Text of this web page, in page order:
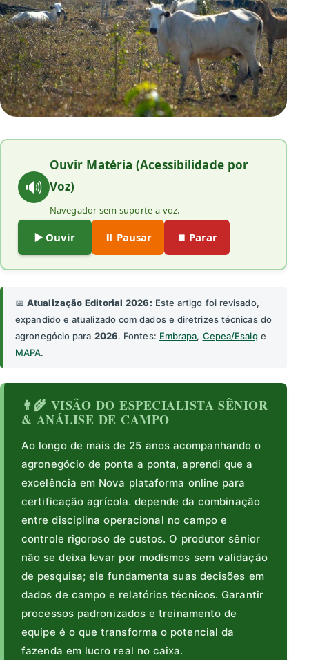
🔊
Ouvir Matéria (Acessibilidade por
Voz)
Navegador sem suporte a voz.
▶️ Ouvir ⏸️ Pausar ⏹️ Parar
📅Atualização Editorial 2026: Este artigo foi revisado,
expandido e atualizado com dados e diretrizes técnicas do
agronegócio para 2026. Fontes: Embrapa, Cepea/Esalq e
MAPA.
👨‍🌾 VISÃO DO ESPECIALISTA SÊNIOR
& ANÁLISE DE CAMPO
Ao longo de mais de 25 anos acompanhando o
agronegócio de ponta a ponta, aprendi que a
excelência em Nova plataforma online para
certificação agrícola. depende da combinação
entre disciplina operacional no campo e
controle rigoroso de custos. O produtor sênior
não se deixa levar por modismos sem validação
de pesquisa; ele fundamenta suas decisões em
dados de campo e relatórios técnicos. Garantir
processos padronizados e treinamento de
equipe é o que transforma o potencial da
fazenda em lucro real no caixa.